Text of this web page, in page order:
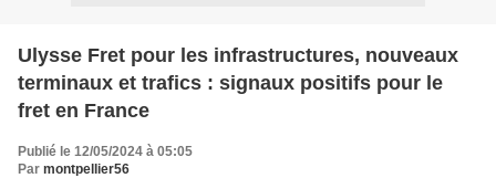
Ulysse Fret pour les infrastructures, nouveaux
terminaux et trafics : signaux positifs pour le
fret en France
Publié le 12/05/2024 à 05:05
Par montpellier56